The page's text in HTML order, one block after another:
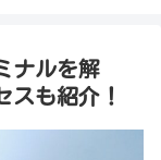
ナルを解
スも紹介！